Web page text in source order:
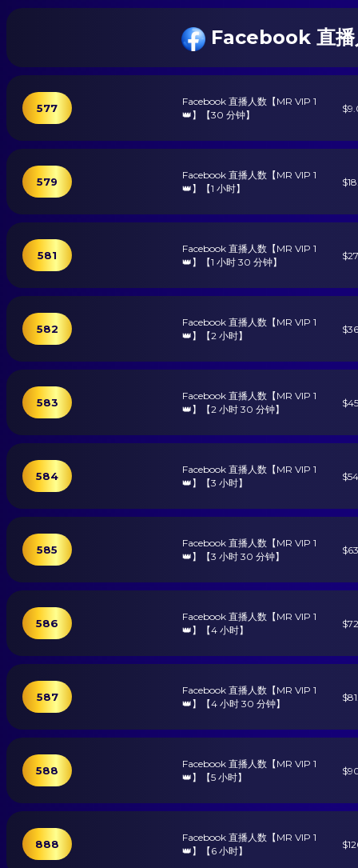
Facebook 直播
577
Facebook 直播人数【MR VIP 1
👑】【30 分钟】
579
Facebook 直播人数【MR VIP 1
👑】【1 小时】
581
Facebook 直播人数【MR VIP 1
👑】【1 小时 30 分钟】
582
Facebook 直播人数【MR VIP 1
👑】【2 小时】
583
Facebook 直播人数【MR VIP 1
👑】【2 小时 30 分钟】
584
Facebook 直播人数【MR VIP 1
👑】【3 小时】
585
Facebook 直播人数【MR VIP 1
👑】【3 小时 30 分钟】
586
Facebook 直播人数【MR VIP 1
👑】【4 小时】
587
Facebook 直播人数【MR VIP 1
👑】【4 小时 30 分钟】
588
Facebook 直播人数【MR VIP 1
👑】【5 小时】
888
Facebook 直播人数【MR VIP 1
👑】【6 小时】